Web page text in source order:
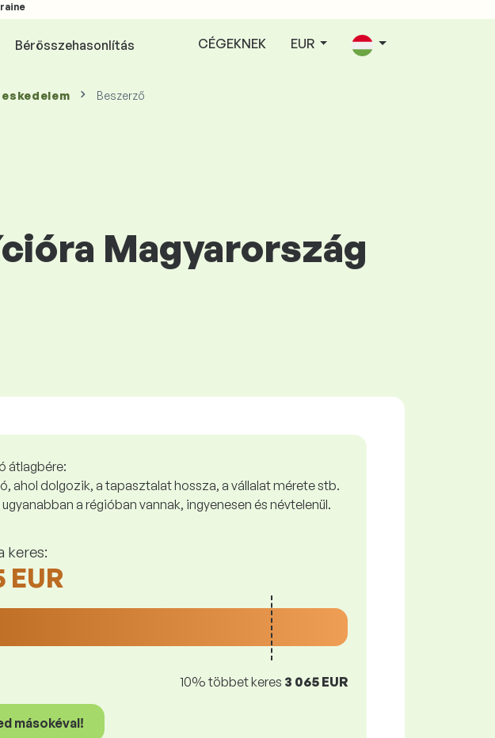
Bérösszehasonlítás CÉGEKNEK EUR
Beszerző
Magyarország
átlagbére:
ahol dolgozik, a tapasztalat hossza, a vállalat mérete stb.
a régióban vannak, ingyenesen és névtelenül.
keres:
EUR
10% többet keres 3 065 EUR
másokéval!